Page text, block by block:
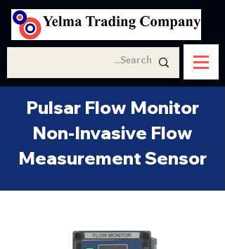
Pulsar Flow Monitor
Non-Invasive Flow
Measurement Sensor